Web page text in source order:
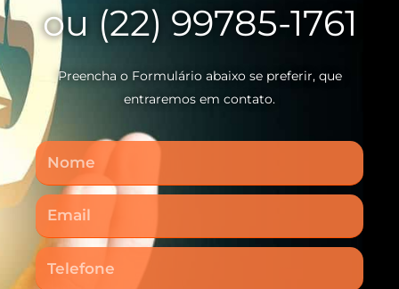
ou (22) 99785-1761
Preencha o Formulário abaixo se preferir, que
entraremos em contato.
Nome
Email
Telefone